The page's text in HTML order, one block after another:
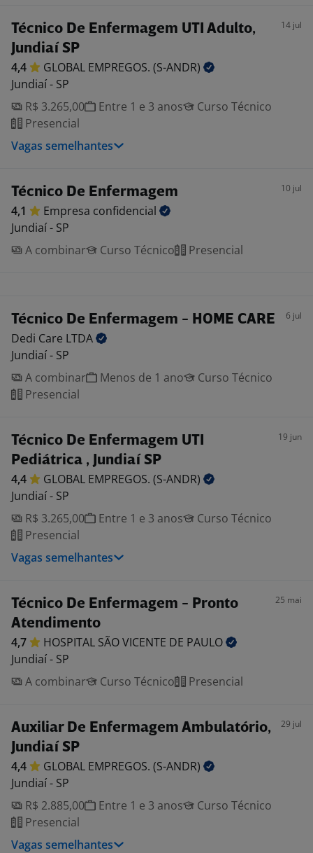
Técnico De Enfermagem UTI Adulto,
Jundiaí SP
14 jul
4,4 GLOBAL EMPREGOS. (S-ANDR)
Jundiaí - SP
R$ 3.265,00
Entre 1 e 3 anos
Curso Técnico
Presencial
Vagas semelhantes
Técnico De Enfermagem 10 jul
4,1 Empresa confidencial
Jundiaí - SP
A combinar
Curso Técnico Presencial
Técnico De Enfermagem - HOME CARE 6 jul
Dedi Care LTDA
Jundiaí - SP
A combinar
Menos de 1 ano
Curso Técnico
Presencial
Técnico De Enfermagem UTI
Pediátrica , Jundiaí SP
19 jun
4,4 GLOBAL EMPREGOS. (S-ANDR)
Jundiaí - SP
R$ 3.265,00
Entre 1 e 3 anos
Curso Técnico
Presencial
Vagas semelhantes
Técnico De Enfermagem - Pronto
Atendimento
25 mai
4,7 HOSPITAL SÃO VICENTE DE PAULO
Jundiaí - SP
A combinar
Curso Técnico Presencial
Auxiliar De Enfermagem Ambulatório,
Jundiaí SP
29 jul
4,4 GLOBAL EMPREGOS. (S-ANDR)
Jundiaí - SP
R$ 2.885,00
Entre 1 e 3 anos
Curso Técnico
Presencial
Vagas semelhantes